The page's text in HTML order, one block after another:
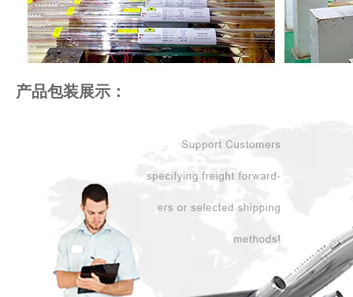
产品包装展示：